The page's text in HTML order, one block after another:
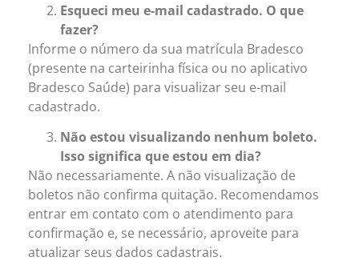
Esqueci meu e-mail cadastrado. O que
fazer?
Informe o número da sua matrícula Bradesco
(presente na carteirinha física ou no aplicativo
Bradesco Saúde) para visualizar seu e-mail
cadastrado.
Não estou visualizando nenhum boleto.
Isso significa que estou em dia?
Não necessariamente. A não visualização de
boletos não confirma quitação. Recomendamos
entrar em contato com o atendimento para
confirmação e, se necessário, aproveite para
atualizar seus dados cadastrais.